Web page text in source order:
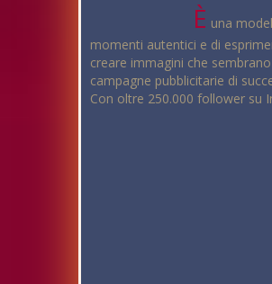
È una
momenti autentici e di
creare immagini che
campagne pubblicitarie di
Con oltre 250.000 follower su